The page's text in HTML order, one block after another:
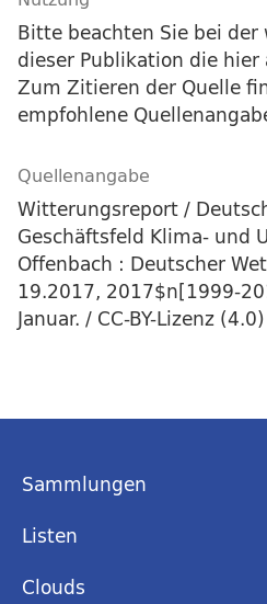
Bitte beachten Sie bei
dieser Publikation die
Zum Zitieren der Quelle
empfohlene
Quellenangabe
Witterungsreport /
Geschäftsfeld Klima- und
Offenbach : Deutscher
19.2017, 2017$n[1999-
Januar. / CC-BY-Lizenz (4.0)
Sammlungen
Listen
Clouds